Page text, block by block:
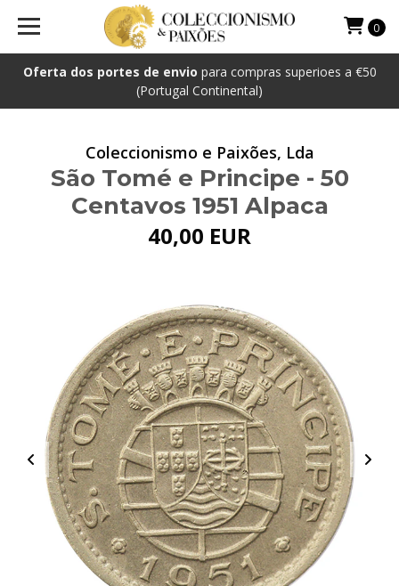
Oferta dos portes de envio para compras superioes a €50
(Portugal Continental)
0
Coleccionismo e Paixões, Lda
São Tomé e Principe - 50
Centavos 1951 Alpaca
40,00 EUR